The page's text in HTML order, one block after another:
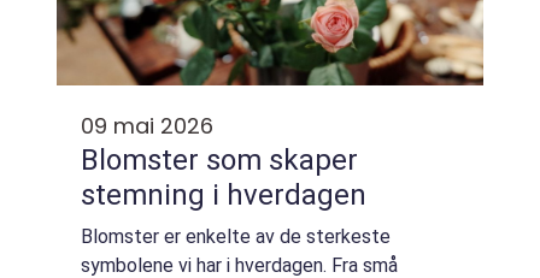
09 mai 2026
Blomster som skaper
stemning i hverdagen
Blomster er enkelte av de sterkeste
symbolene vi har i hverdagen. Fra små